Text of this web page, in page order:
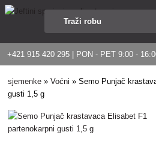
+421 915 420 295 | PON - PET 9:00 -
sjemenke »Voćni »Semo Punjač
gusti 1,5 g